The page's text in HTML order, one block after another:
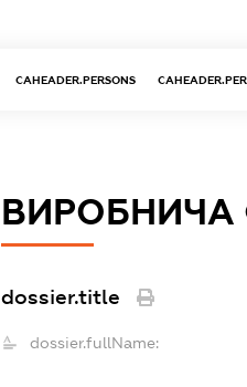
CAHEADER.PERSONS
ВИРОБНИЧА
dossier.title
dossier.fullName: